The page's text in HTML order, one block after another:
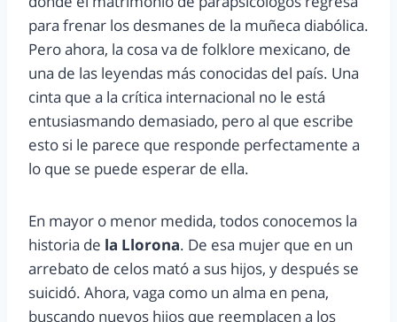
para frenar los desmanes de la muñeca diabólica.
Pero ahora, la cosa va de folklore mexicano, de
una de las leyendas más conocidas del país. Una
cinta que a la crítica internacional no le está
entusiasmando demasiado, pero al que escribe
esto si le parece que responde perfectamente a
lo que se puede esperar de ella.
En mayor o menor medida, todos conocemos la
historia de la Llorona. De esa mujer que en un
arrebato de celos mató a sus hijos, y después se
suicidó. Ahora, vaga como un alma en pena,
buscando nuevos hijos que reemplacen a los